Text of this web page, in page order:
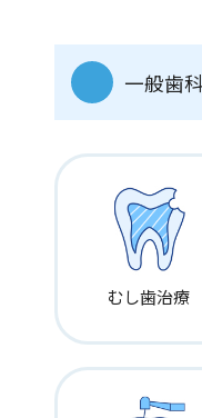
一般歯
むし歯治療
募集職種
歯科衛生士
雇用形態
アクセス
近鉄大阪線・難波線
大阪メトロ谷町線・千